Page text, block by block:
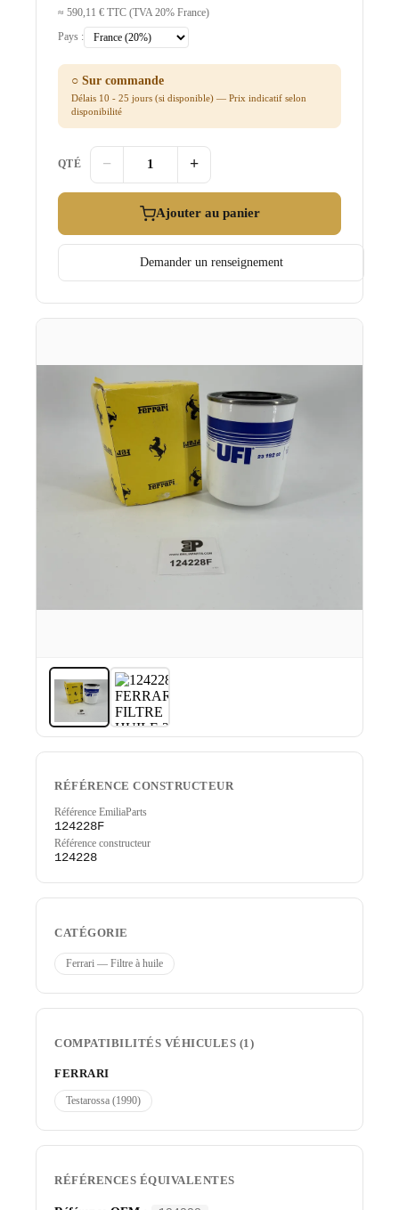
RÉFÉRENCE CONSTRUCTEUR
Référence EmiliaParts
124228F
Référence constructeur
124228
CATÉGORIE
Ferrari — Filtre à huile
COMPATIBILITÉS VÉHICULES (1)
FERRARI
Testarossa (1990)
RÉFÉRENCES ÉQUIVALENTES
≈ 590,11 € TTC (TVA 20% France)
Pays :
○ Sur commande
Délais 10 - 25 jours (si disponible) — Prix indicatif selon
disponibilité
QTÉ − +
Ajouter au panier
Demander un renseignement